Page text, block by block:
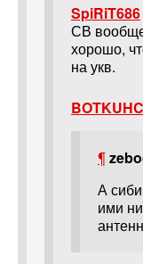
SpiRiT686
СВ
хорошо,
на укв.
¶
А
ими